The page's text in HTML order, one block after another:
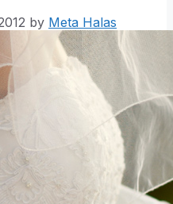
by Meta Halas